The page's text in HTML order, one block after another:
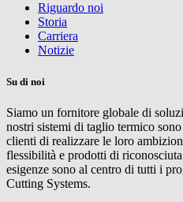
Riguardo noi
Storia
Carriera
Notizie
Su di noi
Siamo un fornitore globale di
nostri sistemi di taglio termico
clienti di realizzare le loro
flessibilità e prodotti di
esigenze sono al centro di tutti i
Cutting Systems.